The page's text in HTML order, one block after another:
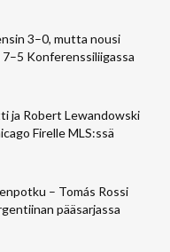
3–0, mutta nousi
Konferenssiliigassa
ja Robert Lewandowski
Firelle MLS:ssä
– Tomás Rossi
pääsarjassa